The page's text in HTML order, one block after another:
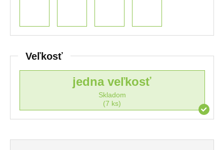
Veľkosť
jedna veľkosť
Skladom
(7 ks)